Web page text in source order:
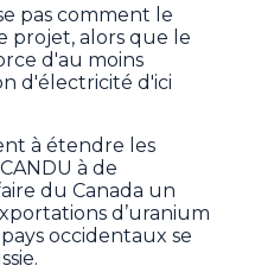
pas comment le
projet, alors que le
d'au moins
d'électricité d'ici
à étendre les
à de
du Canada un
d’uranium
occidentaux se